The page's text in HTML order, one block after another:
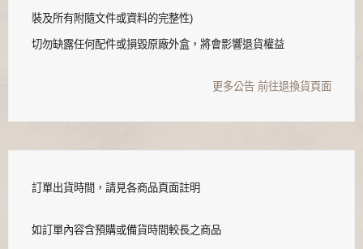
裝及所有附隨文件或資料的完整性)
切勿缺露任何配件或損毀原廠外盒，將會影響退貨權益
更多公告 前往退換貨頁面
訂單出貨時間，請見各商品頁面註明
如訂單內容含預購或備貨時間較長之商品